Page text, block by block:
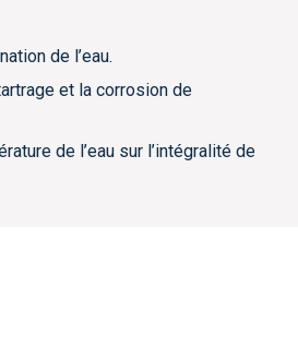
de l’eau.
et la corrosion de
de l’eau sur l’intégralité de